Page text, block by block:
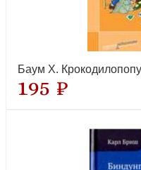
Чапмен А.Л. Стыд,
уязвимость: практики
Баум Х.
195 ₽